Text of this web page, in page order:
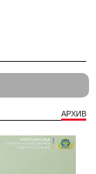
АРХИВ